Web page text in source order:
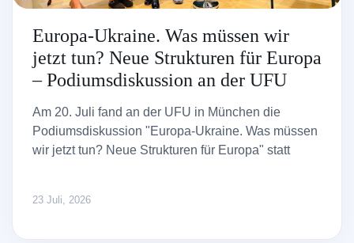
Europa-Ukraine. Was müssen wir
jetzt tun? Neue Strukturen für Europa
– Podiumsdiskussion an der UFU
Am 20. Juli fand an der UFU in München die
Podiumsdiskussion "Europa-Ukraine. Was müssen
wir jetzt tun? Neue Strukturen für Europa" statt
23 Juli, 2026